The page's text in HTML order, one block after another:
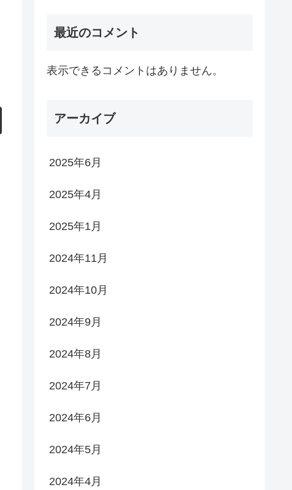
最近のコメント
表示できるコメントはありません。
アーカイブ
2025年6月
2025年4月
2025年1月
2024年11月
2024年10月
2024年9月
2024年8月
2024年7月
2024年6月
2024年5月
2024年4月